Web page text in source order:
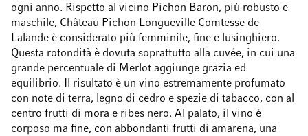
ogni anno. Rispetto al vicino Pichon Baron, più robusto e
maschile, Château Pichon Longueville Comtesse de
Lalande è considerato più femminile, fine e lusinghiero.
Questa rotondità è dovuta soprattutto alla cuvée, in cui una
grande percentuale di Merlot aggiunge grazia ed
equilibrio. Il risultato è un vino estremamente profumato
con note di terra, legno di cedro e spezie di tabacco, con al
centro frutti di mora e ribes nero. Al palato, il vino è
corposo ma fine, con abbondanti frutti di amarena, una